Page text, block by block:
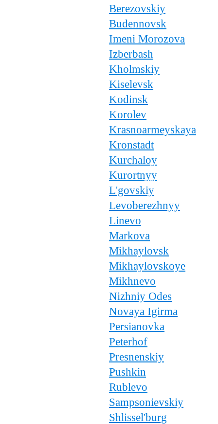
Berezovskiy
Budennovsk
Imeni Morozova
Izberbash
Kholmskiy
Kiselevsk
Kodinsk
Korolev
Krasnoarmeyskaya
Kronstadt
Kurchaloy
Kurortnyy
L'govskiy
Levoberezhnyy
Linevo
Markova
Mikhaylovsk
Mikhaylovskoye
Mikhnevo
Nizhniy Odes
Novaya Igirma
Persianovka
Peterhof
Presnenskiy
Pushkin
Rublevo
Sampsonievskiy
Shlissel'burg